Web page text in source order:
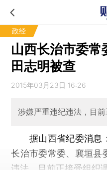
政经
山西长治市委常
田志明被查
2015年03月23日 16:26
涉嫌严重违纪违法，目
据山西省纪委消息
长治市委常委、襄垣县